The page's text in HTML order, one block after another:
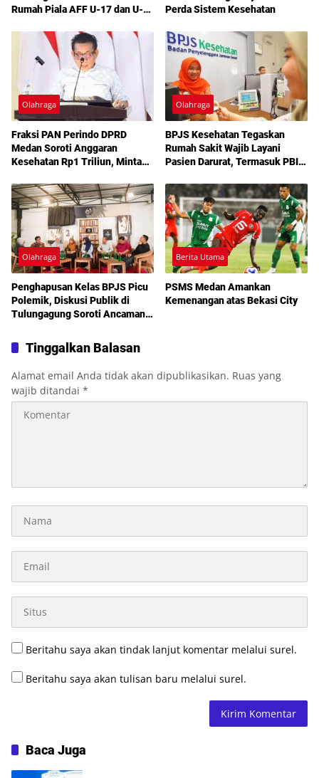
Rumah Piala AFF U-17 dan U-
Perda Sistem Kesehatan
Olahraga
Fraksi PAN Perindo DPRD
Medan Soroti Anggaran
Kesehatan Rp1 Triliun, Minta
Olahraga
BPJS Kesehatan Tegaskan
Rumah Sakit Wajib Layani
Pasien Darurat, Termasuk PBI
Olahraga
Penghapusan Kelas BPJS Picu
Polemik, Diskusi Publik di
Tulungagung Soroti Ancaman
Berita Utama
PSMS Medan Amankan
Kemenangan atas Bekasi City
Tinggalkan Balasan
Alamat email Anda tidak akan dipublikasikan. Ruas yang
wajib ditandai *
Beritahu saya akan tindak lanjut komentar melalui surel.
Beritahu saya akan tulisan baru melalui surel.
Baca Juga